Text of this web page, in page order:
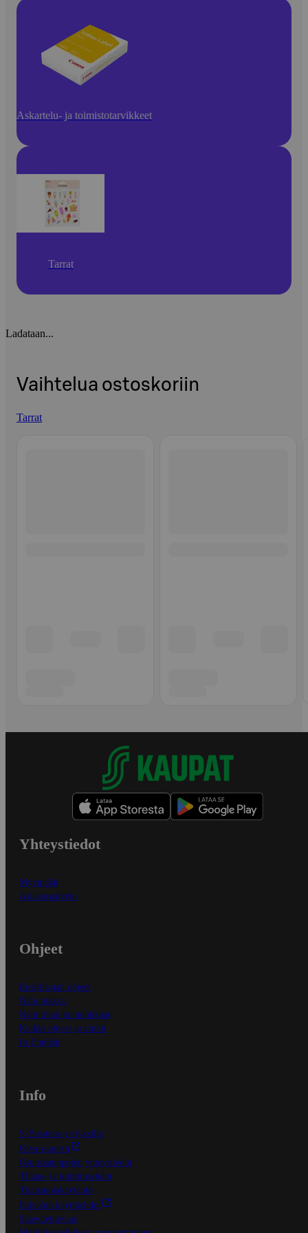
Askartelu- ja toimistotarvikkeet
Tarrat
Ladataan...
Vaihtelua ostoskoriin
Tarrat
Yhteystiedot
Myymälät
Asiakaspalvelu
Ohjeet
Ensitilaajan ohjeet
Näin maksat
Näin tilaat ja muokkaat
Kaikki ohjeet ja vinkit
In English
Info
S-Business yrityksille
Oiva-raportit
Osuuskauppojen yhteystiedot
Tilaus- ja toimitusehdot
Tietosuojakäytäntö
Palvelun käyttöehdot
Saavutettavuus